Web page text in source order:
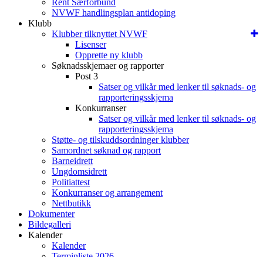
Rent Særforbund
NVWF handlingsplan antidoping
Klubb
Klubber tilknyttet NVWF
Lisenser
Opprette ny klubb
Søknadsskjemaer og rapporter
Post 3
Satser og vilkår med lenker til søknads- og
rapporteringsskjema
Konkurranser
Satser og vilkår med lenker til søknads- og
rapporteringsskjema
Støtte- og tilskuddsordninger klubber
Samordnet søknad og rapport
Barneidrett
Ungdomsidrett
Politiattest
Konkurranser og arrangement
Nettbutikk
Dokumenter
Bildegalleri
Kalender
Kalender